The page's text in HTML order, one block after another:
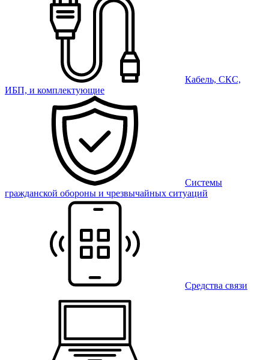
Кабель, СКС,
ИБП, и комплектующие
Системы
гражданской обороны и чрезвычайных ситуаций
Средства связи